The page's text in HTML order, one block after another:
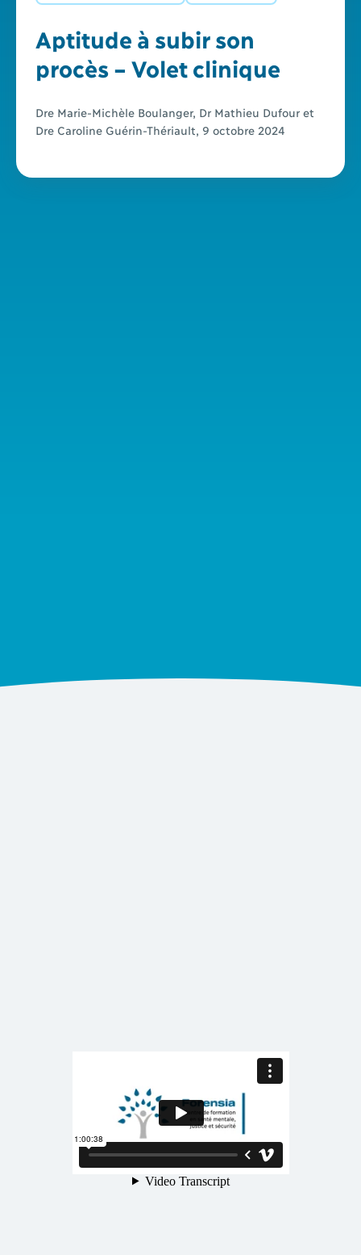
Aptitude à subir son
procès – Volet clinique
Dre Marie-Michèle Boulanger, Dr Mathieu Dufour et
Dre Caroline Guérin-Thériault, 9 octobre 2024